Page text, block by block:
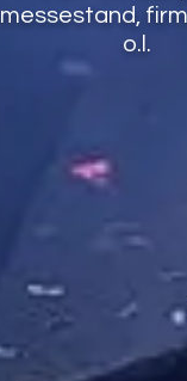
messestand,
o.l.